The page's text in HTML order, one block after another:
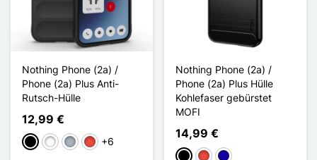
Nothing Phone (2a) /
Phone (2a) Plus Anti-
Rutsch-Hülle
12,99 €
Schwarz
WeißGrauRot +6
Nothing Phone (2a) /
Phone (2a) Plus Hülle
Kohlefaser gebürstet
MOFI
14,99 €
Schwarz
Rot Dunkelblau